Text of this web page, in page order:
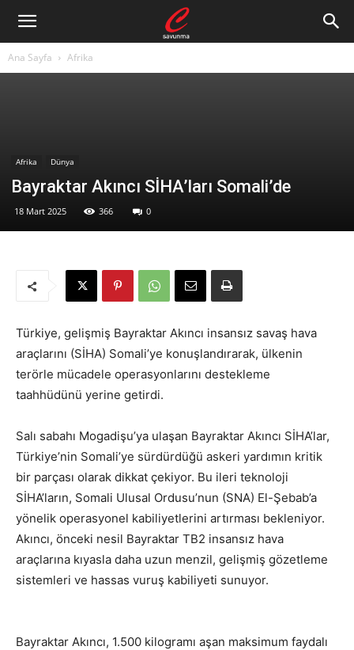
Ana Sayfa Afrika
Afrika Dünya
Bayraktar Akıncı SİHA’ları Somali’de
18 Mart 2025 366 0
Türkiye, gelişmiş Bayraktar Akıncı insansız savaş hava
araçlarını (SİHA) Somali’ye konuşlandırarak, ülkenin
terörle mücadele operasyonlarını destekleme
taahhüdünü yerine getirdi.
Salı sabahı Mogadişu’ya ulaşan Bayraktar Akıncı SİHA’lar,
Türkiye’nin Somali’ye sürdürdüğü askeri yardımın kritik
bir parçası olarak dikkat çekiyor. Bu ileri teknoloji
SİHA’ların, Somali Ulusal Ordusu’nun (SNA) El-Şebab’a
yönelik operasyonel kabiliyetlerini artırması bekleniyor.
Akıncı, önceki nesil Bayraktar TB2 insansız hava
araçlarına kıyasla daha uzun menzil, gelişmiş gözetleme
sistemleri ve hassas vuruş kabiliyeti sunuyor.
Bayraktar Akıncı, 1.500 kilogramı aşan maksimum faydalı